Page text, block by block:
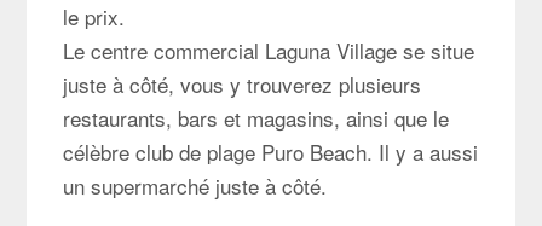
le prix.
Le centre commercial Laguna Village se situe
juste à côté, vous y trouverez plusieurs
restaurants, bars et magasins, ainsi que le
célèbre club de plage Puro Beach. Il y a aussi
un supermarché juste à côté.